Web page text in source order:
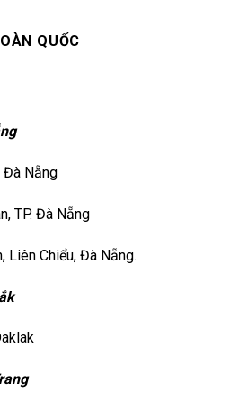
QUỐC
Đà Nẵng
TP. Đà Nẵng
Liên Chiểu, Đà Nẵng.